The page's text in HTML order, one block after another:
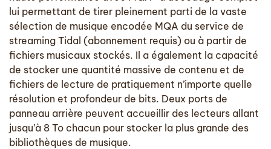
lui permettant de tirer pleinement parti de la vaste
sélection de musique encodée MQA du service de
streaming Tidal (abonnement requis) ou à partir de
fichiers musicaux stockés. Il a également la capacité
de stocker une quantité massive de contenu et de
fichiers de lecture de pratiquement n’importe quelle
résolution et profondeur de bits. Deux ports de
panneau arrière peuvent accueillir des lecteurs allant
jusqu’à 8 To chacun pour stocker la plus grande des
bibliothèques de musique.